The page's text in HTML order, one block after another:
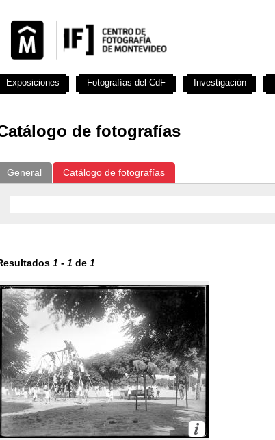
de fotografías
General Catálogo de fotografías
1 - 1 de 1
Exposiciones Fotografías del CdF Investigación